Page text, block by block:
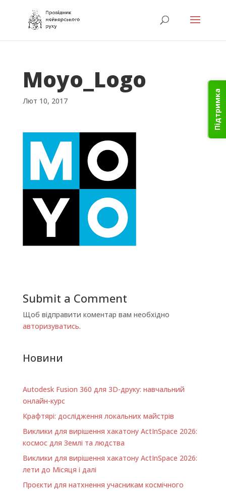
Підтримка
Moyo_Logo
Лют 10, 2017
Submit a Comment
Щоб відправити коментар вам необхідно
авторизуватись.
Новини
Autodesk Fusion 360 для 3D-друку: навчальний
онлайн-курс
Крафтярі: дослідження локальних майстрів
Виклики для вирішення хакатону ActInSpace 2026:
космос для Землі та людства
Виклики для вирішення хакатону ActInSpace 2026:
лети до Місяця і далі
Проєкти для натхнення учасникам космічного